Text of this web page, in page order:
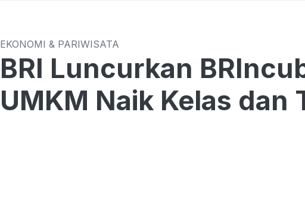
EKONOMI & PARIWISATA
BRI Luncurkan
UMKM Naik Kelas dan